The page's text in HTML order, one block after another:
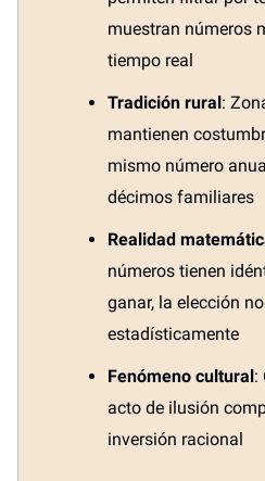
muestran números
tiempo real
Tradición rural:
mantienen
mismo número
décimos familiares
Realidad
números tienen
ganar, la elección
estadísticamente
Fenómeno cultural:
acto de ilusión
inversión racional